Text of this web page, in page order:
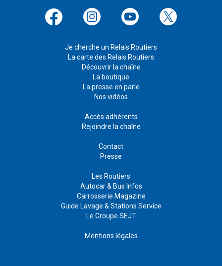
Je cherche un Relais Routiers
La carte des Relais Routiers
Découvrir la chaîne
La boutique
La presse en parle
Nos vidéos
Accès adhérents
Rejoindre la chaîne
Contact
Presse
Les Routiers
Autocar & Bus Infos
Carrosserie Magazine
Guide Lavage & Stations Service
Le Groupe SEJT
Mentions légales